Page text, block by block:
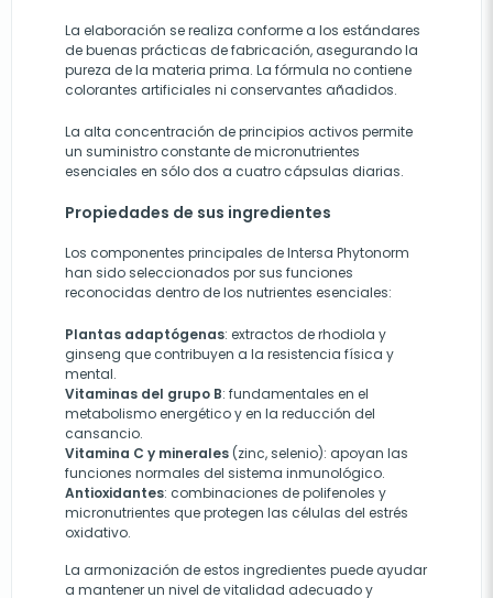
La elaboración se realiza conforme a los estándares
de buenas prácticas de fabricación, asegurando la
pureza de la materia prima. La fórmula no contiene
colorantes artificiales ni conservantes añadidos.
La alta concentración de principios activos permite
un suministro constante de micronutrientes
esenciales en sólo dos a cuatro cápsulas diarias.
Propiedades de sus ingredientes
Los componentes principales de Intersa Phytonorm
han sido seleccionados por sus funciones
reconocidas dentro de los nutrientes esenciales:
Plantas adaptógenas: extractos de rhodiola y
ginseng que contribuyen a la resistencia física y
mental.
Vitaminas del grupo B: fundamentales en el
metabolismo energético y en la reducción del
cansancio.
Vitamina C y minerales (zinc, selenio): apoyan las
funciones normales del sistema inmunológico.
Antioxidantes: combinaciones de polifenoles y
micronutrientes que protegen las células del estrés
oxidativo.
La armonización de estos ingredientes puede ayudar
a mantener un nivel de vitalidad adecuado y